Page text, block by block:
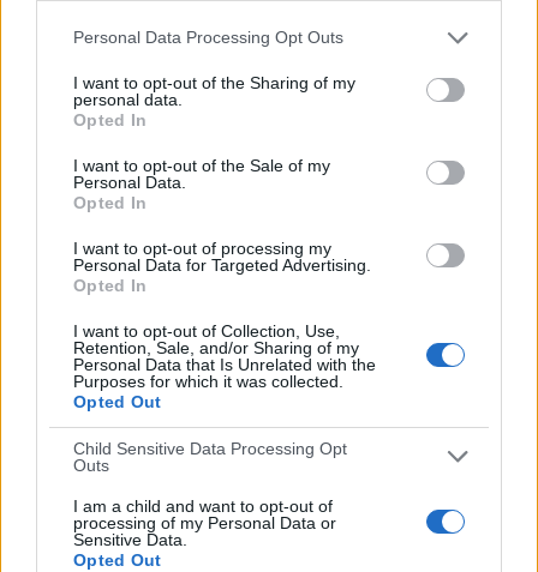
Personal Data Processing Opt Outs
I want to opt-out of the Sharing of my
personal data.
Opted In
I want to opt-out of the Sale of my
Personal Data.
Opted In
I want to opt-out of processing my
Personal Data for Targeted Advertising.
Opted In
I want to opt-out of Collection, Use,
Retention, Sale, and/or Sharing of my
Personal Data that Is Unrelated with the
Purposes for which it was collected.
Opted Out
Child Sensitive Data Processing Opt
Outs
I am a child and want to opt-out of
processing of my Personal Data or
Sensitive Data.
Opted Out
5 partidos en abierto
0 partidos de pago
0%
ÚLTIMO PARTIDO EN ABIERTO
RANKING POR CANALES
The AFC Hub YouTube
Ver ranking completo
TOTAL
DÍAS
969
SIN PARTIDO
GRATUÍTO
PARTIDOS
0
CONSECUTIVOS
DE PAGO
3 partidos en local